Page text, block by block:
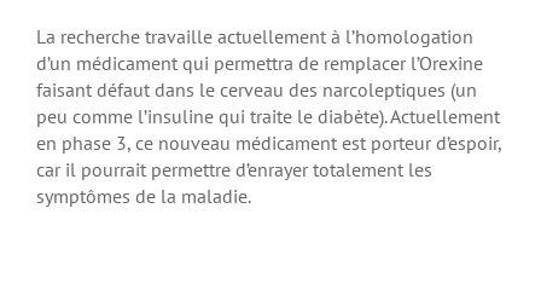
La recherche travaille actuellement à l’homologation
d’un médicament qui permettra de remplacer l’Orexine
faisant défaut dans le cerveau des narcoleptiques (un
peu comme l’insuline qui traite le diabète). Actuellement
en phase 3, ce nouveau médicament est porteur d’espoir,
car il pourrait permettre d’enrayer totalement les
symptômes de la maladie.